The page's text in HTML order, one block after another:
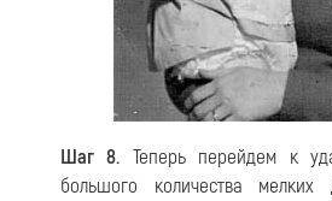
Шаг 8. Теперь перейдем к
большого количества